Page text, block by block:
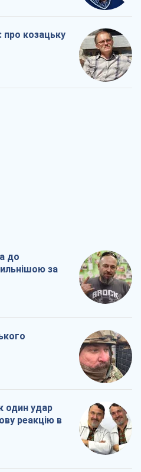
про козацьку
до
за
один удар
реакцію в